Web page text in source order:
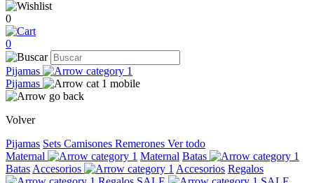
0
0
Pijamas
Pijamas
Volver
Pijamas Sets Camisones Remerones Ver todo
Maternal
Maternal Batas
Batas Accesorios Accesorios Regalos